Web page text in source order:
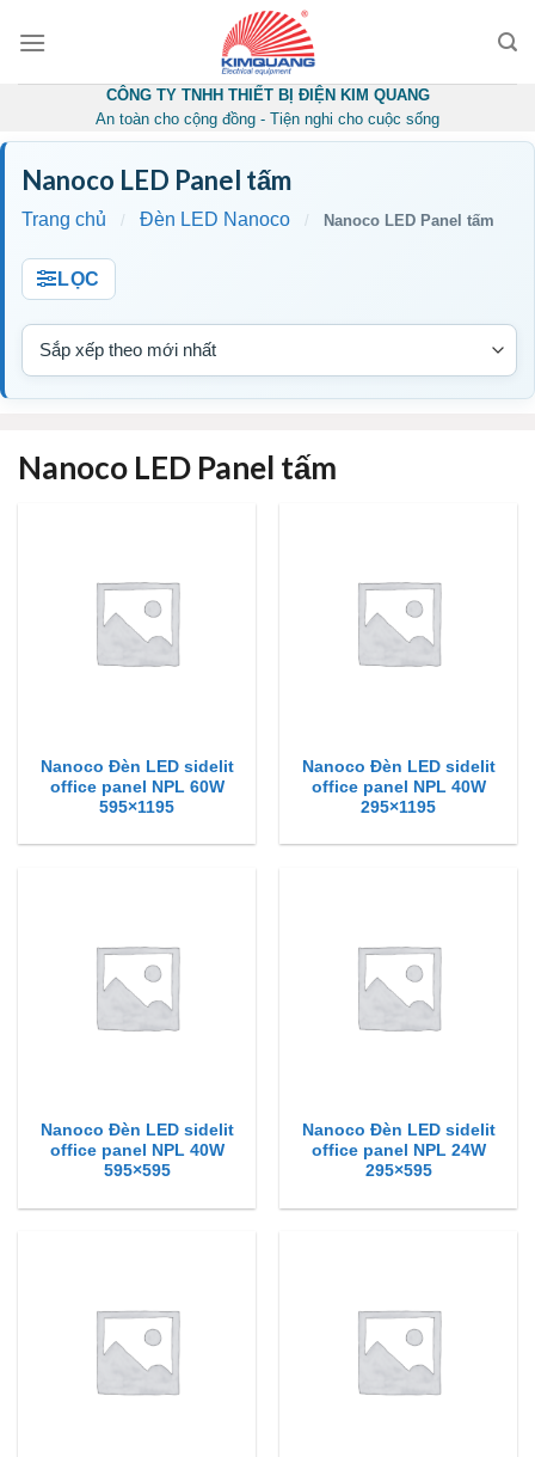
CÔNG TY TNHH THIẾT BỊ ĐIỆN KIM QUANG
An toàn cho cộng đồng - Tiện nghi cho cuộc sống
Nanoco LED Panel tấm
Trang chủ / Đèn LED Nanoco / Nanoco LED Panel tấm
LỌC
Nanoco LED Panel tấm
Nanoco Đèn LED sidelit
office panel NPL 60W
595×1195
Nanoco Đèn LED sidelit
office panel NPL 40W
295×1195
Nanoco Đèn LED sidelit
office panel NPL 40W
595×595
Nanoco Đèn LED sidelit
office panel NPL 24W
295×595